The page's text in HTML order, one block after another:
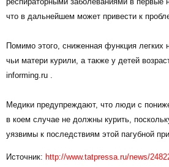
что в дальнейшем может привести к
Помимо этого, сниженная функция легких
чьи матери курили, а также у детей
informing.ru .
Медики предупреждают, что люди с
в коем случае не должны курить,
уязвимы к последствиям этой пагубной
Источник: http://www.tatpressa.ru/news/